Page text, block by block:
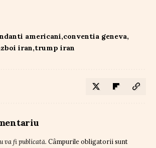
americani conventia geneva
iran trump iran
va fi publicată. Câmpurile obligatorii sunt